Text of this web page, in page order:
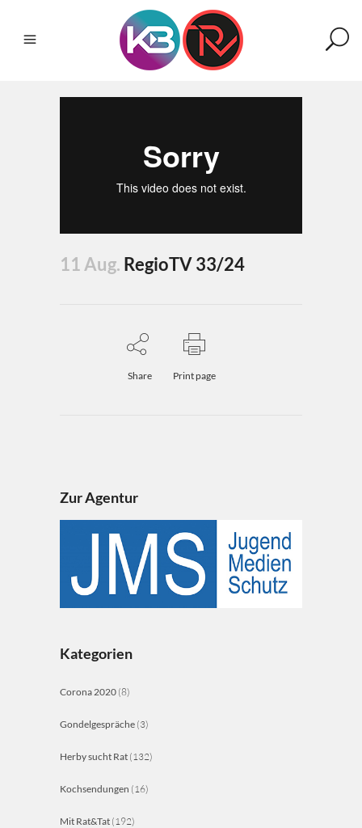
11 Aug. RegioTV 33/24
Share Print page
Zur Agentur
Kategorien
Corona 2020 (8)
Gondelgespräche (3)
Herby sucht Rat (132)
Kochsendungen (16)
Mit Rat&Tat (192)